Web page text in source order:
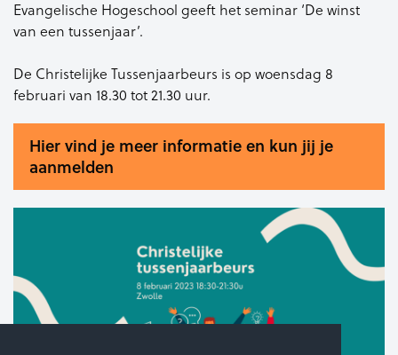
Evangelische Hogeschool geeft het seminar ‘De winst
van een tussenjaar’.
De Christelijke Tussenjaarbeurs is op woensdag 8
februari van 18.30 tot 21.30 uur.
Hier vind je meer informatie en kun jij je
aanmelden